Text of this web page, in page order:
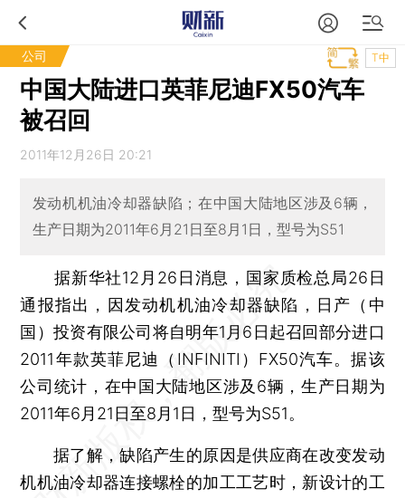
公司 T中
中国大陆进口英菲尼迪FX50汽车
被召回
2011年12月26日 20:21
发动机机油冷却器缺陷；在中国大陆地区涉及6辆，
生产日期为2011年6月21日至8月1日，型号为S51
据新华社12月26日消息，国家质检总局26日
通报指出，因发动机机油冷却器缺陷，日产（中
国）投资有限公司将自明年1月6日起召回部分进口
2011年款英菲尼迪（INFINITI）FX50汽车。据该
公司统计，在中国大陆地区涉及6辆，生产日期为
2011年6月21日至8月1日，型号为S51。
据了解，缺陷产生的原因是供应商在改变发动
机机油冷却器连接螺栓的加工工艺时，新设计的工